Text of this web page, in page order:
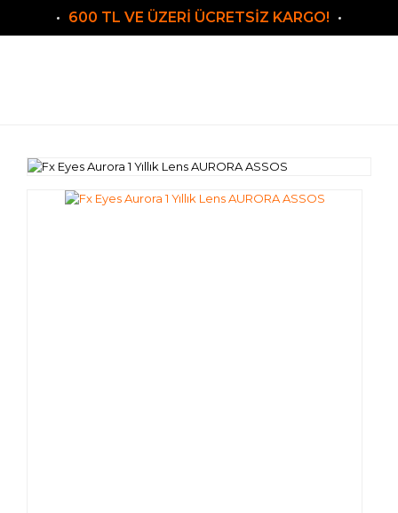
600 TL VE ÜZERİ ÜCRETSİZ KARGO!